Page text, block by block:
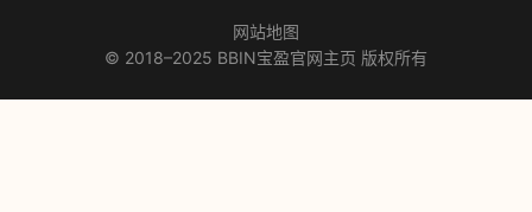
网站地图
© 2018–2025 BBIN宝盈官网主页 版权所有